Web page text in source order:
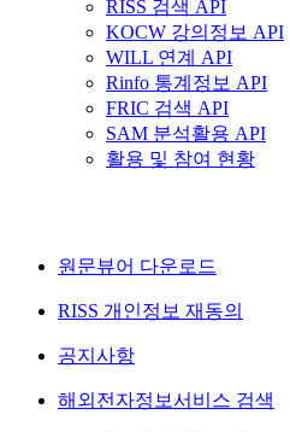
RISS 검색 API
KOCW 강의정보 API
WILL 연계 API
Rinfo 통계정보 API
FRIC 검색 API
SAM 분석활용 API
활용 및 참여 현황
원문뷰어 다운로드
RISS 개인정보 재동의
공지사항
해외전자정보서비스 검색